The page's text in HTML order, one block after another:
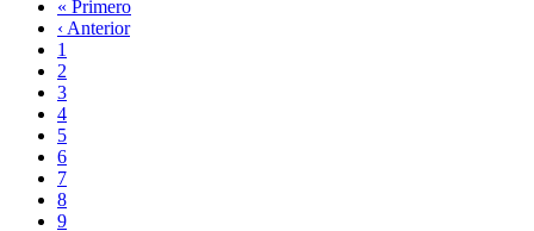
Paginación
Primera
página
« Primero
Página
anterior
‹ Anterior
Page
1
Page
2
Página
actual
3
Page
4
Page
5
Page
6
Page
7
Page
8
Page
9